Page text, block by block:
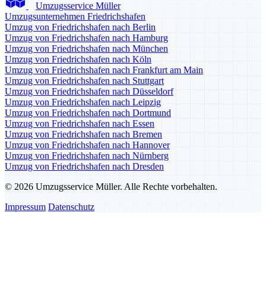
Umzugsservice Müller
Umzugsunternehmen Friedrichshafen
Umzug von Friedrichshafen nach Berlin
Umzug von Friedrichshafen nach Hamburg
Umzug von Friedrichshafen nach München
Umzug von Friedrichshafen nach Köln
Umzug von Friedrichshafen nach Frankfurt am Main
Umzug von Friedrichshafen nach Stuttgart
Umzug von Friedrichshafen nach Düsseldorf
Umzug von Friedrichshafen nach Leipzig
Umzug von Friedrichshafen nach Dortmund
Umzug von Friedrichshafen nach Essen
Umzug von Friedrichshafen nach Bremen
Umzug von Friedrichshafen nach Hannover
Umzug von Friedrichshafen nach Nürnberg
Umzug von Friedrichshafen nach Dresden
© 2026 Umzugsservice Müller. Alle Rechte vorbehalten.
Impressum Datenschutz